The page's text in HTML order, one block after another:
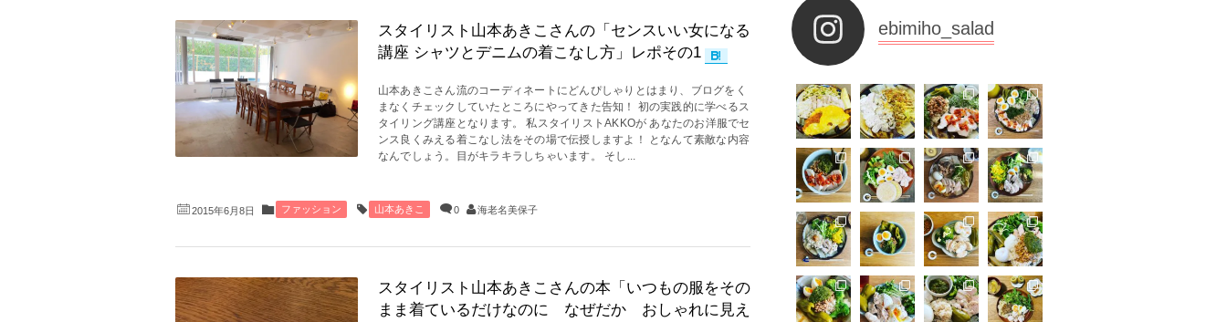
スタイリスト山本あきこさんの「センスいい女になる
講座 シャツとデニムの着こなし方」レポその1
山本あきこさん流のコーディネートにどんぴしゃりとはまり、ブログをく
まなくチェックしていたところにやってきた告知！ 初の実践的に学べるス
タイリング講座となります。 私スタイリストAKKOが あなたのお洋服でセ
ンス良くみえる着こなし法をその場で伝授しますよ！ となんて素敵な内容
なんでしょう。目がキラキラしちゃいます。 そし...
2015年6月8日 ファッション 山本あきこ 0 海老名美保子
スタイリスト山本あきこさんの本「いつもの服をその
まま着ているだけなのに なぜだか おしゃれに見え
ebimiho_salad